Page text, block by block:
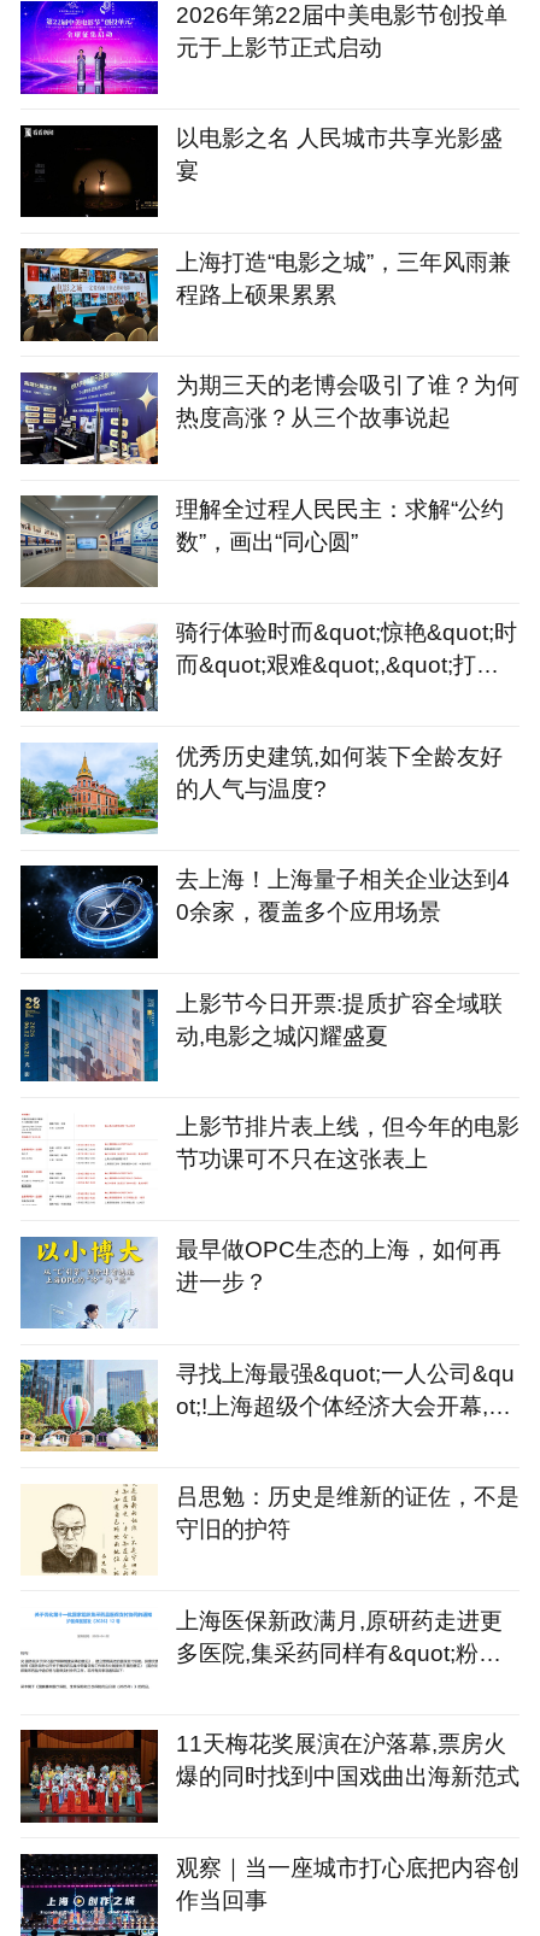
2026年第22届中美电影节创投单
元于上影节正式启动
以电影之名 人民城市共享光影盛
宴
上海打造“电影之城”，三年风雨兼
程路上硕果累累
为期三天的老博会吸引了谁？为何
热度高涨？从三个故事说起
理解全过程人民民主：求解“公约
数”，画出“同心圆”
骑行体验时而&quot;惊艳&quot;时
而&quot;艰难&quot;,&quot;打造
优秀历史建筑,如何装下全龄友好
的人气与温度?
去上海！上海量子相关企业达到4
0余家，覆盖多个应用场景
上影节今日开票:提质扩容全域联
动,电影之城闪耀盛夏
上影节排片表上线，但今年的电影
节功课可不只在这张表上
最早做OPC生态的上海，如何再
进一步？
寻找上海最强&quot;一人公司&qu
ot;!上海超级个体经济大会开幕,征
吕思勉：历史是维新的证佐，不是
守旧的护符
上海医保新政满月,原研药走进更
多医院,集采药同样有&quot;粉丝&
11天梅花奖展演在沪落幕,票房火
爆的同时找到中国戏曲出海新范式
观察｜当一座城市打心底把内容创
作当回事